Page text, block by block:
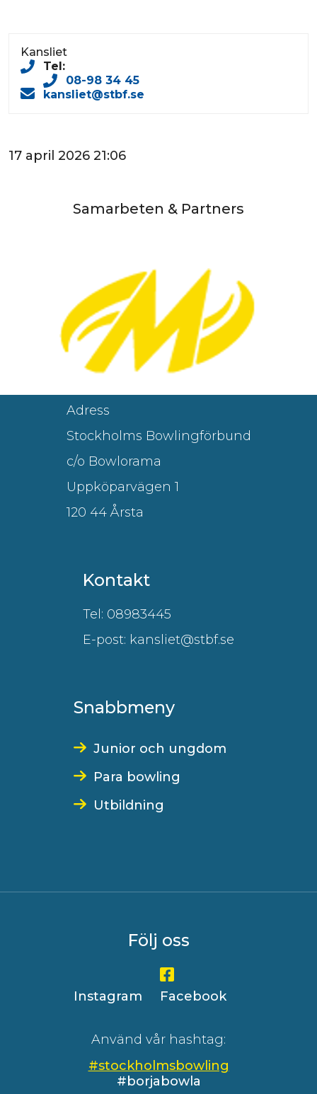
Tel:
08-98 34 45
Kansliet
kansliet@stbf.se
17 april 2026 21:06
Samarbeten & Partners
Adress
Stockholms Bowlingförbund
c/o Bowlorama
Uppköparvägen 1
120 44 Årsta
Kontakt
Tel: 08983445
E-post: kansliet@stbf.se
Snabbmeny
Junior och ungdom
Para bowling
Utbildning
Följ oss
Instagram Facebook
Använd vår hashtag:
#stockholmsbowling
#borjabowla